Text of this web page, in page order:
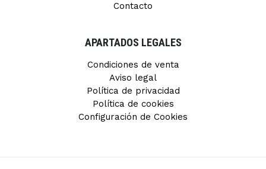
Contacto
APARTADOS LEGALES
Condiciones de venta
Aviso legal
Política de privacidad
Política de cookies
Configuración de Cookies